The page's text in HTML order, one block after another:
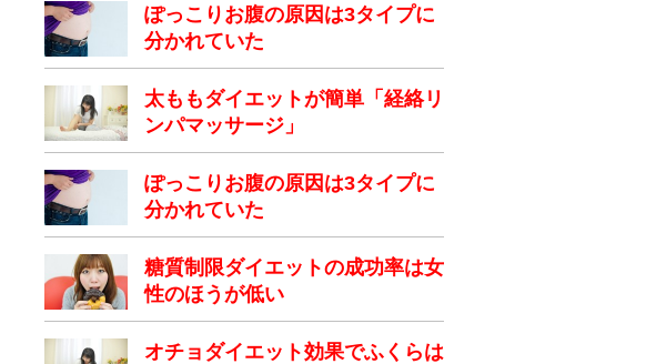
ぽっこりお腹の原因は3タイプに
分かれていた
太ももダイエットが簡単「経絡リ
ンパマッサージ」
ぽっこりお腹の原因は3タイプに
分かれていた
糖質制限ダイエットの成功率は女
性のほうが低い
オチョダイエット効果でふくらは